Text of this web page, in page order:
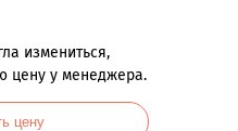
измениться,
цену у менеджера.
цену